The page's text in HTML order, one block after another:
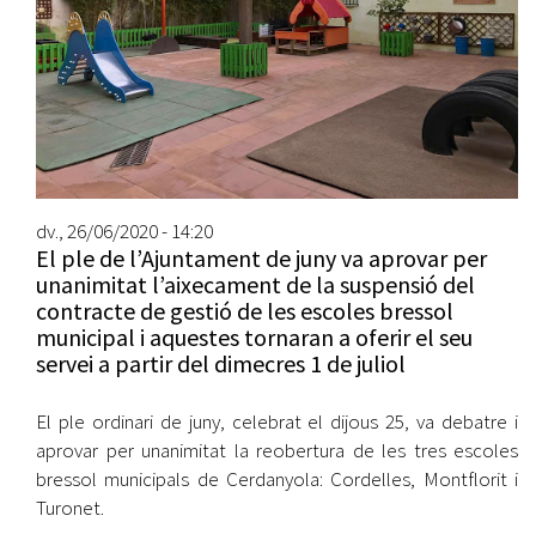
dv., 26/06/2020 - 14:20
El ple de l’Ajuntament de juny va aprovar per
unanimitat l’aixecament de la suspensió del
contracte de gestió de les escoles bressol
municipal i aquestes tornaran a oferir el seu
servei a partir del dimecres 1 de juliol
El ple ordinari de juny, celebrat el dijous 25, va debatre i
aprovar per unanimitat la reobertura de les tres escoles
bressol municipals de Cerdanyola: Cordelles, Montflorit i
Turonet.